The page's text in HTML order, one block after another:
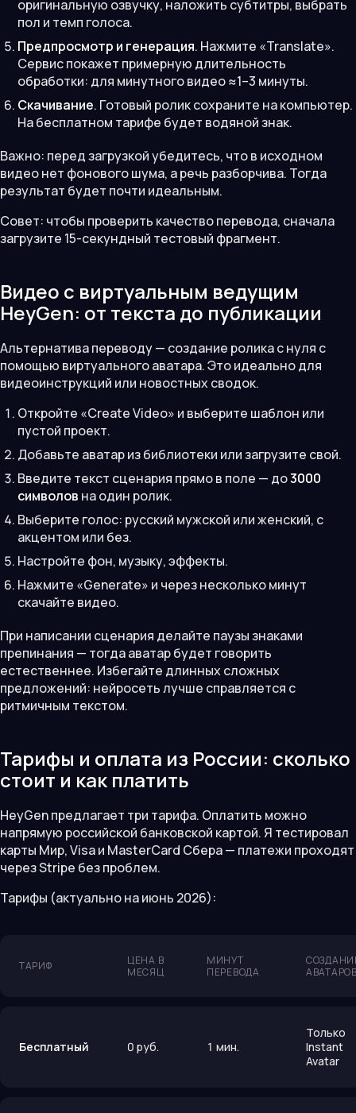
оригинальную озвучку, наложить субтитры, выбрать
пол и темп голоса.
Предпросмотр и генерация. Нажмите «Translate».
Сервис покажет примерную длительность
обработки: для минутного видео ≈1–3 минуты.
Скачивание. Готовый ролик сохраните на компьютер.
На бесплатном тарифе будет водяной знак.
Важно: перед загрузкой убедитесь, что в исходном
видео нет фонового шума, а речь разборчива. Тогда
результат будет почти идеальным.
Совет: чтобы проверить качество перевода, сначала
загрузите 15-секундный тестовый фрагмент.
Видео с виртуальным ведущим
HeyGen: от текста до публикации
Альтернатива переводу — создание ролика с нуля с
помощью виртуального аватара. Это идеально для
видеоинструкций или новостных сводок.
Откройте «Create Video» и выберите шаблон или
пустой проект.
Добавьте аватар из библиотеки или загрузите свой.
Введите текст сценария прямо в поле — до3000
символов на один ролик.
Выберите голос: русский мужской или женский, с
акцентом или без.
Настройте фон, музыку, эффекты.
Нажмите «Generate» и через несколько минут
скачайте видео.
При написании сценария делайте паузы знаками
препинания — тогда аватар будет говорить
естественнее. Избегайте длинных сложных
предложений: нейросеть лучше справляется с
ритмичным текстом.
Тарифы и оплата из России: сколько
стоит и как платить
HeyGen предлагает три тарифа. Оплатить можно
напрямую российской банковской картой. Я тестировал
карты Мир, Visa и MasterCard Сбера — платежи проходят
через Stripe без проблем.
Тарифы (актуально на июнь 2026):
ТАРИФ
ЦЕНА В
МЕСЯЦ
МИНУТ
ПЕРЕВОДА
Бесплатный 0 руб. 1 мин.
Только
Instant
Avatar